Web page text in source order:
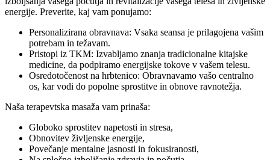
energije. Preverite, kaj vam ponujamo:
Personalizirana obravnava: Vsaka seansa je prilagojena vašim
potrebam in težavam.
Pristopi iz TKM: Izvabljamo znanja tradicionalne kitajske
medicine, da podpiramo energijske tokove v vašem telesu.
Osredotočenost na hrbtenico: Obravnavamo vašo centralno
os, kar vodi do popolne sprostitve in obnove ravnotežja.
Naša terapevtska masaža vam prinaša:
Globoko sprostitev napetosti in stresa,
Obnovitev življenske energije,
Povečanje mentalne jasnosti in fokusiranosti,